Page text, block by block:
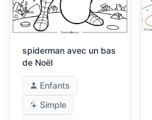
spiderman avec un bas
de Noël
Enfants
Simple